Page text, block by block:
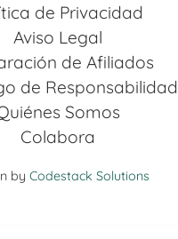
de Privacidad
Aviso Legal
de Afiliados
de Responsabilidad
Somos
Colabora
by Codestack Solutions